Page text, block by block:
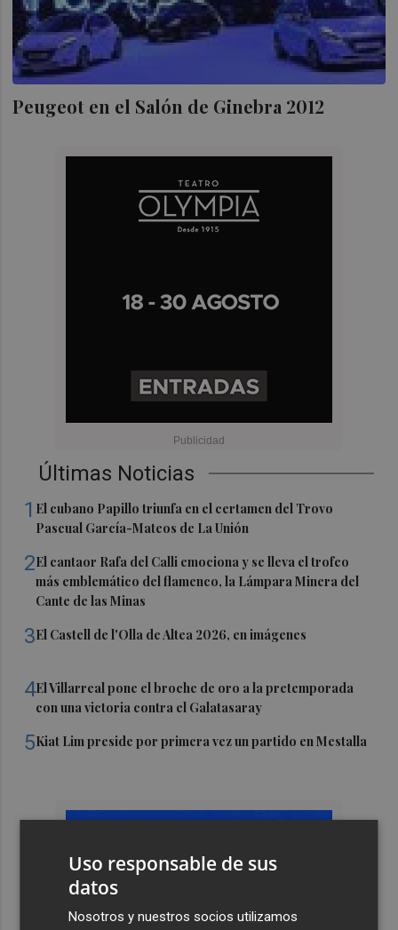
Peugeot en el Salón de Ginebra 2012
Últimas Noticias
1 El cubano Papillo triunfa en el certamen del Trovo
Pascual García-Mateos de La Unión
2El cantaor Rafa del Calli emociona y se lleva el trofeo
más emblemático del flamenco, la Lámpara Minera del
Cante de las Minas
3El Castell de l'Olla de Altea 2026, en imágenes
4El Villarreal pone el broche de oro a la pretemporada
con una victoria contra el Galatasaray
5Kiat Lim preside por primera vez un partido en Mestalla
Uso responsable de sus
datos
Nosotros y nuestros socios utilizamos